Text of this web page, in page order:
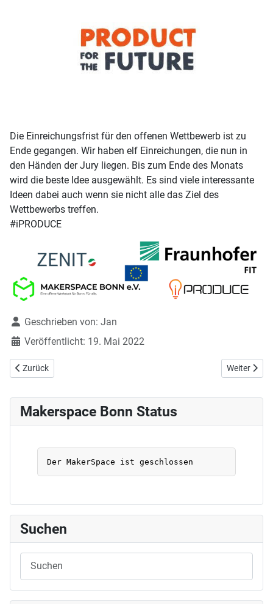
Die Einreichungsfrist für den offenen Wettbewerb ist zu
Ende gegangen. Wir haben elf Einreichungen, die nun in
den Händen der Jury liegen. Bis zum Ende des Monats
wird die beste Idee ausgewählt. Es sind viele interessante
Ideen dabei auch wenn sie nicht alle das Ziel des
Wettbewerbs treffen.
#iPRODUCE
DetailsGeschrieben von: Jan
Veröffentlicht: 19. Mai 2022
Vorheriger Beitrag: MSB unterstützt die Veranstaltung Next
Zurück Nächster
Weiter
Makerspace Bonn Status
Suchen